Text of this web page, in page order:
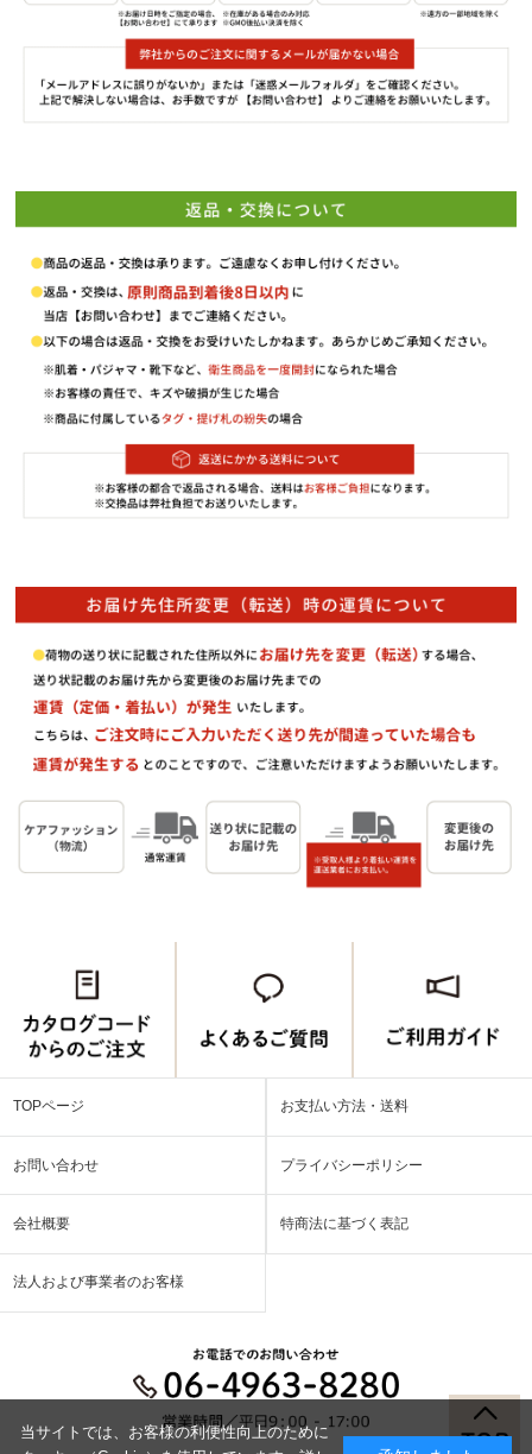
TOPページ お支払い方法・送料
お問い合わせ プライバシーポリシー
会社概要 特商法に基づく表記
法人および事業者のお客様
当サイトでは、お客様の利便性向上のために